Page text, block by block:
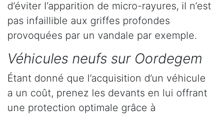
d’éviter l’apparition de micro-rayures, il n’est
pas infaillible aux griffes profondes
provoquées par un vandale par exemple.
Véhicules neufs sur Oordegem
Étant donné que l’acquisition d’un véhicule
a un coût, prenez les devants en lui offrant
une protection optimale grâce à